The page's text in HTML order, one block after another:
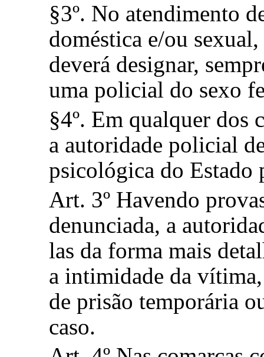
§3º. No atendimento
doméstica e/ou
deverá designar,
uma policial do sexo
§4º. Em qualquer dos
a autoridade policial
psicológica do Estado
Art. 3º Havendo
denunciada, a
las da forma mais
a intimidade da
de prisão temporária
caso.